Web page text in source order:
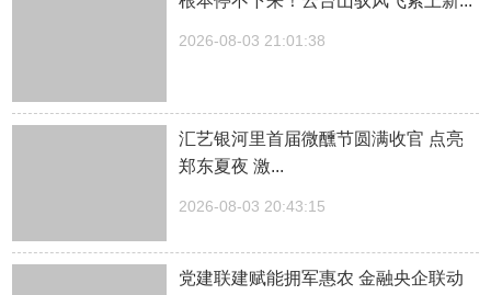
2026-08-03 21:01:38
汇艺银河里首届微醺节圆满收官 点亮
郑东夏夜 激...
2026-08-03 20:43:15
党建联建赋能拥军惠农 金融央企联动